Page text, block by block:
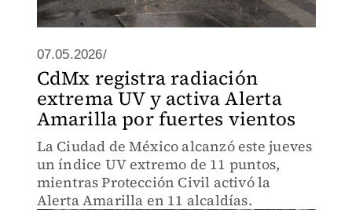
07.05.2026/
CdMx registra radiación
extrema UV y activa Alerta
Amarilla por fuertes vientos
La Ciudad de México alcanzó este jueves
un índice UV extremo de 11 puntos,
mientras Protección Civil activó la
Alerta Amarilla en 11 alcaldías.